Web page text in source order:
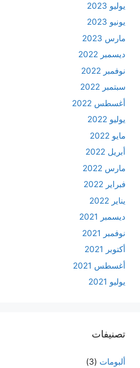
يوليو 2023
يونيو 2023
مارس 2023
ديسمبر 2022
نوفمبر 2022
سبتمبر 2022
أغسطس 2022
يوليو 2022
مايو 2022
أبريل 2022
مارس 2022
فبراير 2022
يناير 2022
ديسمبر 2021
نوفمبر 2021
أكتوبر 2021
أغسطس 2021
يوليو 2021
تصنيفات
ألبومات (3)